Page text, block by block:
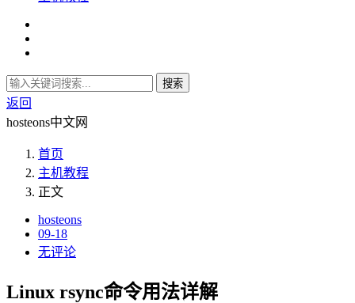
搜索
返回
hosteons中文网
首页
主机教程
正文
hosteons
09-18
无评论
Linux rsync命令用法详解